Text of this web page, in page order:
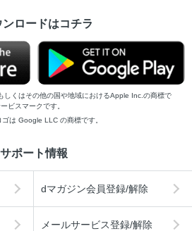
ロードはコチラ
くはその他の国や地域におけるApple Inc.の商標で
ビスマークです。
は Google LLC の商標です。
サポート情報
dマガジン会員登録/解除
メールサービス登録/解除